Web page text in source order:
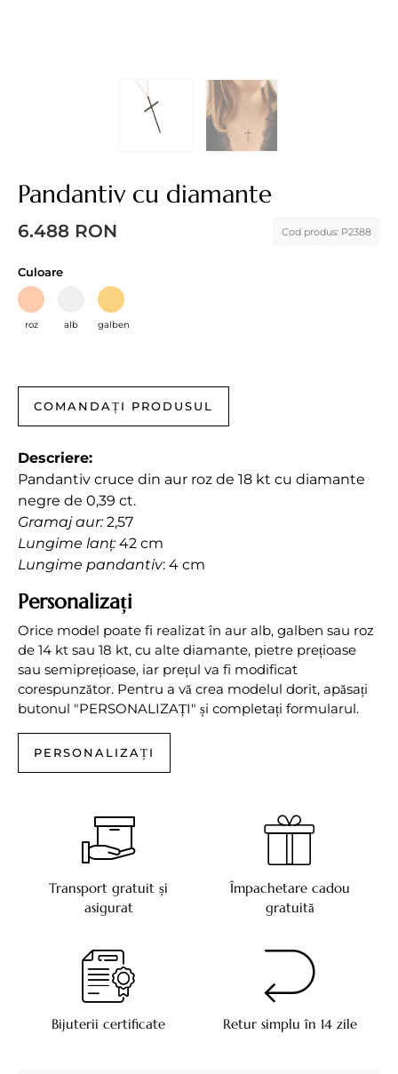
Pandantiv cu diamante
Cod produs: P2388
6.488 RON
Culoare
roz alb galben
COMANDAȚI PRODUSUL
Descriere:
Pandantiv cruce din aur roz de 18 kt cu diamante
negre de 0,39 ct.
Gramaj aur:2,57
Lungime lanț:42 cm
Lungime pandantiv: 4 cm
Personalizați
Orice model poate fi realizat în aur alb, galben sau roz
de 14 kt sau 18 kt, cu alte diamante, pietre prețioase
sau semiprețioase, iar prețul va fi modificat
corespunzător. Pentru a vă crea modelul dorit, apăsați
butonul "PERSONALIZAȚI" și completați formularul.
PERSONALIZAȚI
Transport gratuit și
asigurat
Împachetare cadou
gratuită
Bijuterii certificate Retur simplu în 14 zile